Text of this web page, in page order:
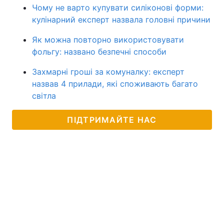
Чому не варто купувати силіконові форми:
кулінарний експерт назвала головні причини
Як можна повторно використовувати
фольгу: названо безпечні способи
Захмарні гроші за комуналку: експерт
назвав 4 прилади, які споживають багато
світла
ПІДТРИМАЙТЕ НАС